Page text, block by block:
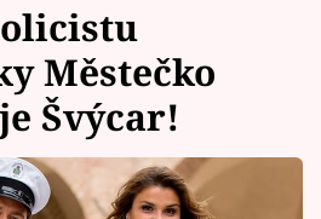
Městečko
Švýcar!